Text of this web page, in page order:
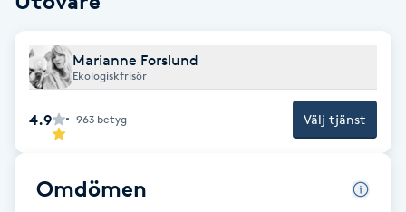
Color correction
Cryoterapi
D
Damklippning
Marianne Forslund
Ekologiskfrisör
4.9 963 betyg Välj tjänst
Omdömen